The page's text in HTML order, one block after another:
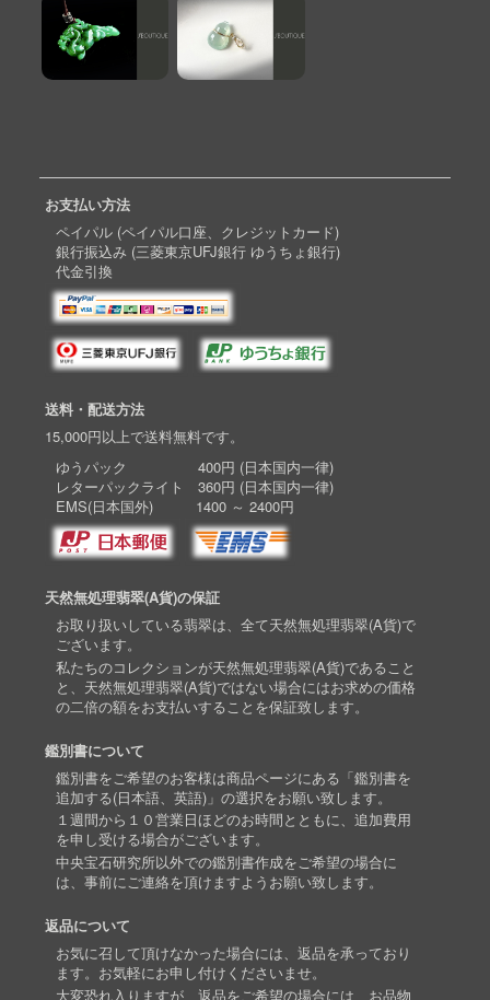
お支払い方法
ペイパル (ペイパル口座、クレジットカード)
銀行振込み (三菱東京UFJ銀行 ゆうちょ銀行)
代金引換
送料・配送方法
15,000円以上で送料無料です。
ゆうパック 400円 (日本国内一律)
レターパックライト 360円 (日本国内一律)
EMS(日本国外) 1400 ～ 2400円
天然無処理翡翠(A貨)の保証
お取り扱いしている翡翠は、全て天然無処理翡翠(A貨)で
ございます。
私たちのコレクションが天然無処理翡翠(A貨)であること
と、天然無処理翡翠(A貨)ではない場合にはお求めの価格
の二倍の額をお支払いすることを保証致します。
鑑別書について
鑑別書をご希望のお客様は商品ページにある「鑑別書を
追加する(日本語、英語)」の選択をお願い致します。
１週間から１０営業日ほどのお時間とともに、追加費用
を申し受ける場合がございます。
中央宝石研究所以外での鑑別書作成をご希望の場合に
は、事前にご連絡を頂けますようお願い致します。
返品について
お気に召して頂けなかった場合には、返品を承っており
ます。お気軽にお申し付けくださいませ。
大変恐れ入りますが、返品をご希望の場合には、お品物